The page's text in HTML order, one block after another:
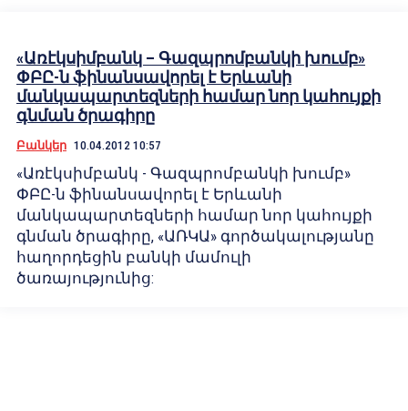
«Առէկսիմբանկ – Գազպրոմբանկի խումբ»
ՓԲԸ-ն ֆինանսավորել է Երևանի
մանկապարտեզների համար նոր կահույքի
գնման ծրագիրը
Բանկեր 10.04.2012 10:57
«Առէկսիմբանկ - Գազպրոմբանկի խումբ»
ՓԲԸ-ն ֆինանսավորել է Երևանի
մանկապարտեզների համար նոր կահույքի
գնման ծրագիրը, «ԱՌԿԱ» գործակալությանը
հաղորդեցին բանկի մամուլի
ծառայությունից: